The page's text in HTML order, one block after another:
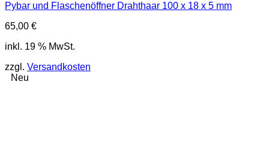
Pybar und Flaschenöffner Drahthaar 100 x 18 x 5 mm
65,00 €
inkl. 19 % MwSt.
zzgl. Versandkosten
Neu